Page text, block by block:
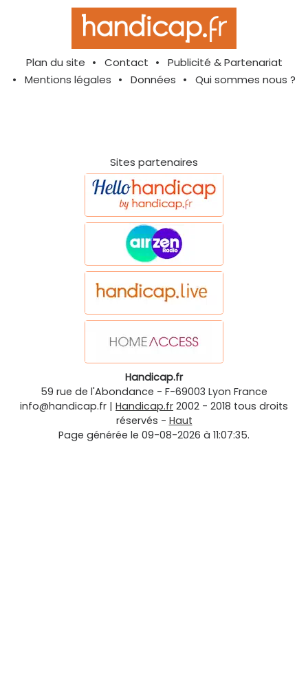
Plan du site Contact
Publicité & Partenariat
Mentions légales
Données Qui sommes nous ?
Sites partenaires
Handicap.fr
59 rue de l'Abondance - F-69003 Lyon France
info@handicap.fr | Handicap.fr 2002 - 2018 tous droits
réservés - Haut
Page générée le 09-08-2026 à 11:07:35.